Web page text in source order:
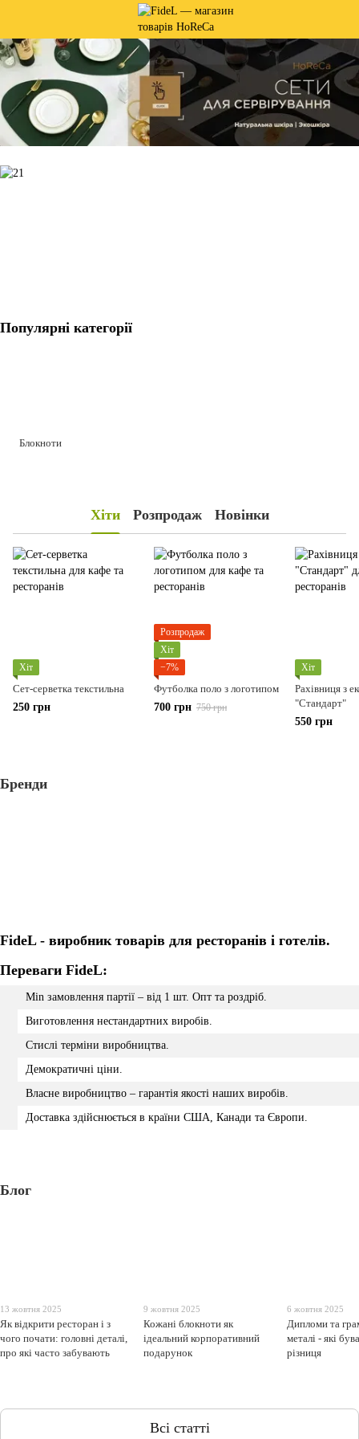
Популярні категорії
Блокноти
Хіти Розпродаж Новінки
Хіт
Сет-серветка текстильна
250 грн
Розпродаж
Хіт
−7%
Футболка поло з логотипом
700 грн 750 грн
Хіт
Рахівниця з
"Стандарт"
550 грн
Бренди
FideL - виробник товарів для ресторанів і готелів.
Переваги FideL:
Min замовлення партії – від 1 шт. Опт та роздріб.
Виготовлення нестандартних виробів.
Стислі терміни виробництва.
Демократичні ціни.
Власне виробництво – гарантія якості наших виробів.
Доставка здійснюється в країни США, Канади та Європи.
Блог
13 жовтня 2025
Як відкрити ресторан і з
чого почати: головні деталі,
про які часто забувають
9 жовтня 2025
Кожані блокноти як
ідеальний корпоративний
подарунок
6 жовтня 2025
Дипломи та
металі - які
різниця
Всі статті